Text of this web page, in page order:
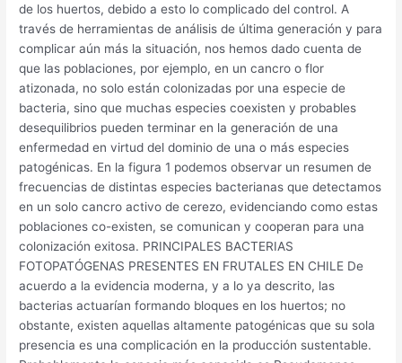
de los huertos, debido a esto lo complicado del control. A
través de herramientas de análisis de última generación y para
complicar aún más la situación, nos hemos dado cuenta de
que las poblaciones, por ejemplo, en un cancro o flor
atizonada, no solo están colonizadas por una especie de
bacteria, sino que muchas especies coexisten y probables
desequilibrios pueden terminar en la generación de una
enfermedad en virtud del dominio de una o más especies
patogénicas. En la figura 1 podemos observar un resumen de
frecuencias de distintas especies bacterianas que detectamos
en un solo cancro activo de cerezo, evidenciando como estas
poblaciones co-existen, se comunican y cooperan para una
colonización exitosa. PRINCIPALES BACTERIAS
FOTOPATÓGENAS PRESENTES EN FRUTALES EN CHILE De
acuerdo a la evidencia moderna, y a lo ya descrito, las
bacterias actuarían formando bloques en los huertos; no
obstante, existen aquellas altamente patogénicas que su sola
presencia es una complicación en la producción sustentable.